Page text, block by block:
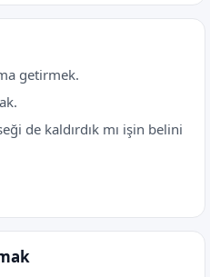
getirmek.
de kaldırdık mı işin belini